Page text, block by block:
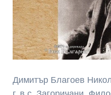
Димитър Благоев